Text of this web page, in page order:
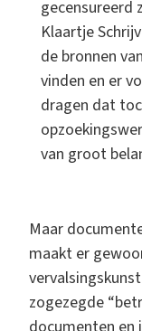
gecensureerd
Klaartje
de bronnen
vinden en er
dragen dat
van groot
Maar
maakt er
zogezegde